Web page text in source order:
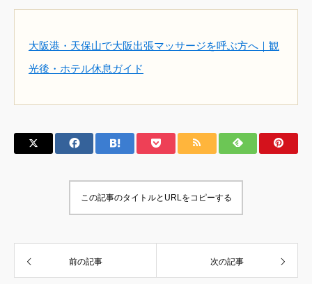
大阪港・天保山で大阪出張マッサージを呼ぶ方へ｜観
光後・ホテル休息ガイド
この記事のタイトルとURLをコピーする
前の記事 次の記事